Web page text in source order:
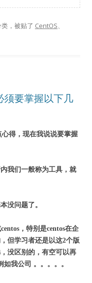
，被贴了 CentOS、
须要掌握以下几
得，现在我说说要掌握
我们一般称为工具，就
没问题了。
，特别是centos在企
但学习者还是以这2个版
没区别的，有空可以再
我公司 。。。。。